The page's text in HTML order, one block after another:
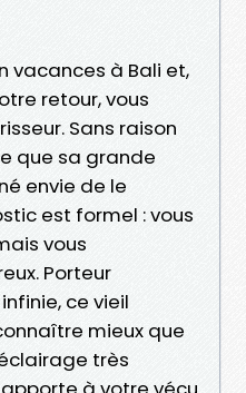
vacances à Bali et,
retour, vous
Sans raison
que sa grande
envie de le
est formel : vous
vous
Porteur
ce vieil
mieux que
très